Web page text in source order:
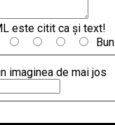
este citit ca şi text!
Bun
imaginea de mai jos